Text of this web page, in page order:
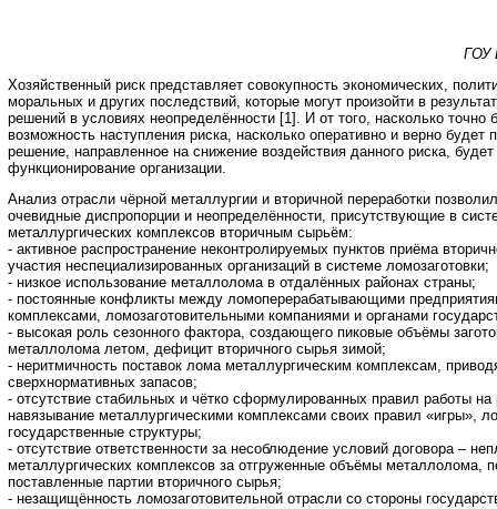
ГОУ
Хозяйственный риск представляет совокупность экономических,
моральных и других последствий, которые могут произойти в
решений в условиях неопределённости [1]. И от того, насколько точно
возможность наступления риска, насколько оперативно и верно будет
решение, направленное на снижение воздействия данного риска,
функционирование организации.
Анализ отрасли чёрной металлургии и вторичной переработки
очевидные диспропорции и неопределённости, присутствующие в
металлургических комплексов вторичным сырьём:
- активное распространение неконтролируемых пунктов приёма
участия неспециализированных организаций в системе ломозаготовки;
- низкое использование металлолома в отдалённых районах страны;
- постоянные конфликты между ломоперерабатывающими
комплексами, ломозаготовительными компаниями и органами
- высокая роль сезонного фактора, создающего пиковые объёмы
металлолома летом, дефицит вторичного сырья зимой;
- неритмичность поставок лома металлургическим комплексам,
сверхнормативных запасов;
- отсутствие стабильных и чётко сформулированных правил работы
навязывание металлургическими комплексами своих правил «игры»,
государственные структуры;
- отсутствие ответственности за несоблюдение условий договора –
металлургических комплексов за отгруженные объёмы металлолома,
поставленные партии вторичного сырья;
- незащищённость ломозаготовительной отрасли со стороны